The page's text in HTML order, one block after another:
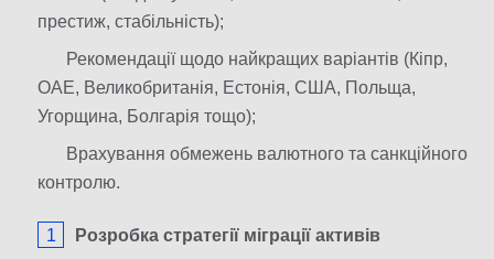
престиж, стабільність);
Рекомендації щодо найкращих варіантів (Кіпр,
ОАЕ, Великобританія, Естонія, США, Польща,
Угорщина, Болгарія тощо);
Врахування обмежень валютного та санкційного
контролю.
Розробка стратегії міграції активів